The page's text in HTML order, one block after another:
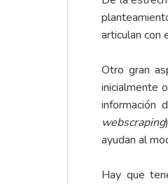
articulan con
Otro gran
inicialmente
información
webscraping
ayudan al
Hay que